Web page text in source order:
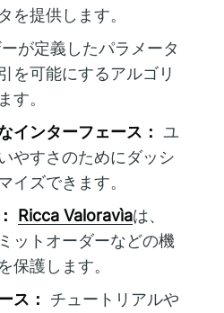
を提供します。
が定義したパラメータ
を可能にするアルゴリ
す。
インターフェース： ユ
やすさのためにダッシ
イズできます。
Ricca Valoravìaは、
ットオーダーなどの機
保護します。
ス：
チュートリアルや